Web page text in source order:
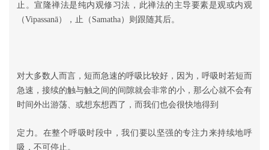
止。宣隆禅法是纯内观修习法，此禅法的主导要素是观或内观
（Vipassanā），止（Samatha）则跟随其后。
对大多数人而言，短而急速的呼吸比较好，因为，呼吸时若短而
急速，接续的触与触之间的间隙就会非常的小，那么心就不会有
时间外出游荡、或想东想西了，而我们也会很快地得到
定力。在整个呼吸时段中，我们要以坚强的专注力来持续地呼
吸，不可停止。